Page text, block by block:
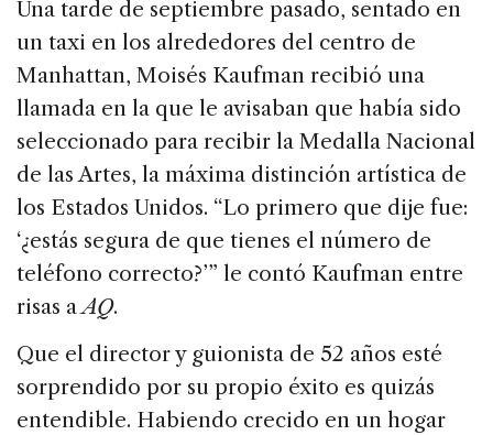
b
o
o
k
dI
n
d
s
Una tarde de septiembre pasado, sentado en
un taxi en los alrededores del centro de
Manhattan, Moisés Kaufman recibió una
llamada en la que le avisaban que había sido
seleccionado para recibir la Medalla Nacional
de las Artes, la máxima distinción artística de
los Estados Unidos. “Lo primero que dije fue:
‘¿estás segura de que tienes el número de
teléfono correcto?’” le contó Kaufman entre
risas aAQ.
Que el director y guionista de 52 años esté
sorprendido por su propio éxito es quizás
entendible. Habiendo crecido en un hogar